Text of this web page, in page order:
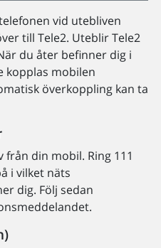
vid utebliven
till Tele2. Uteblir Tele2
du åter befinner dig i
kopplas mobilen
överkoppling kan ta
din mobil. Ring 111
i vilket näts
dig. Följ sedan